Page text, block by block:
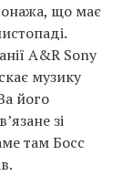
що має
A&R Sony
музику
його
зі
там Босс